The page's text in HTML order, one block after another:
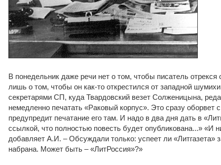
В понедельник даже речи нет о том, чтобы писатель отрекся
лишь о том, чтобы он как-то открестился от западной
секретарями СП, куда Твардовский везет Солженицына,
немедленно печатать «Раковый корпус». Это сразу оборвет
предупредит печатание его там. И надо в два дня дать в
ссылкой, что полностью повесть будет опубликована...» «И
добавляет А.И. – Обсуждали только: успеет ли «Литгазета»
набрана. Может быть – «ЛитРоссия»?»